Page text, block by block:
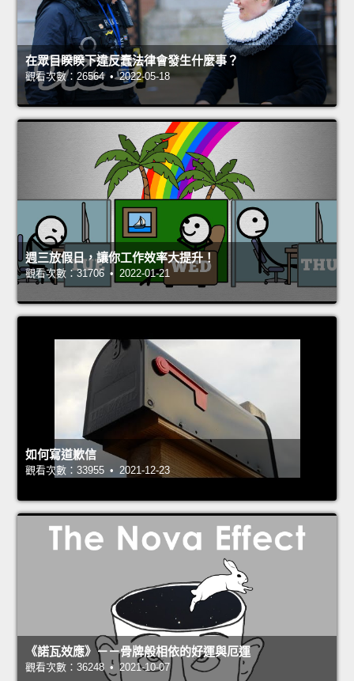
在眾目睽睽下違反蠢法律會發生什麼事？
觀看次數：26564 • 2022-05-18
週三放假日，讓你工作效率大提升！
觀看次數：31706 • 2022-01-21
如何寫道歉信
觀看次數：33955 • 2021-12-23
《諾瓦效應》－－骨牌般相依的好運與厄運
觀看次數：36248 • 2021-10-07